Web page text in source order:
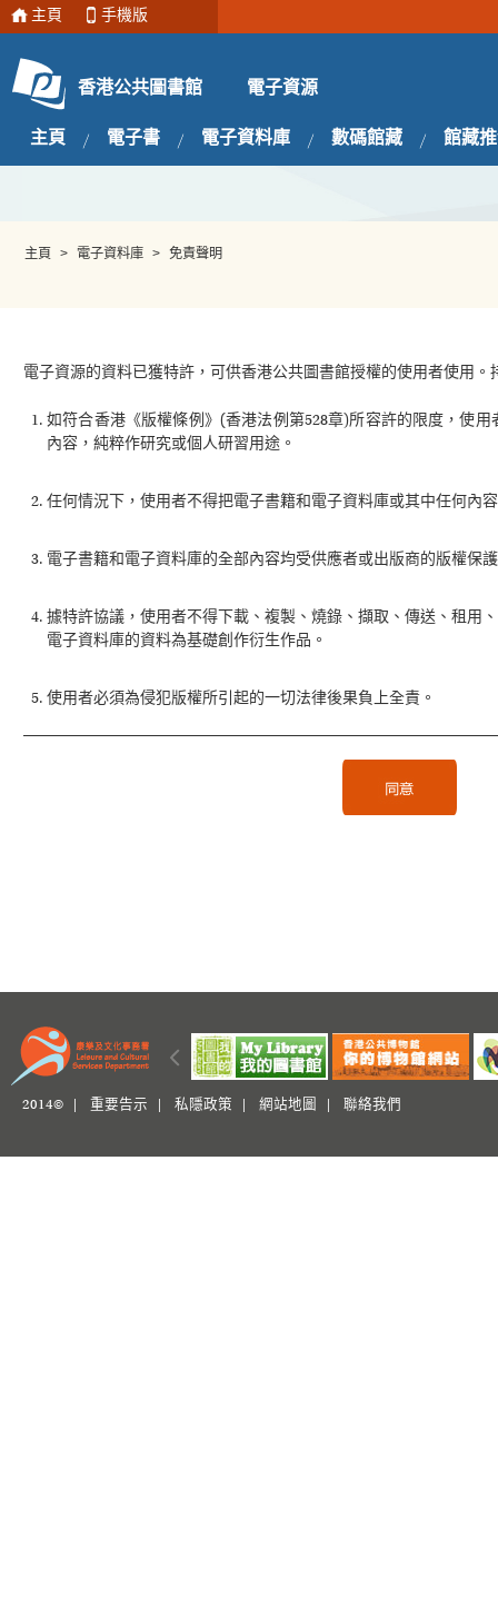
主頁 手機版
香港公共圖書館 電子資源
主頁 電子書 電子資料庫 數碼館藏 館藏
主頁 > 電子資料庫 > 免責聲明
電子資源的資料已獲特許，可供香港公共圖書館授權的使用者使用
如符合香港《版權條例》(香港法例第528章)所容許的限度，使
內容，純粹作研究或個人研習用途。
任何情況下，使用者不得把電子書籍和電子資料庫或其中任何內
電子書籍和電子資料庫的全部內容均受供應者或出版商的版權保
據特許協議，使用者不得下載、複製、燒錄、擷取、傳送、租用
電子資料庫的資料為基礎創作衍生作品。
使用者必須為侵犯版權所引起的一切法律後果負上全責。
2014© | 重要告示 私隱政策 網站地圖 聯絡我們